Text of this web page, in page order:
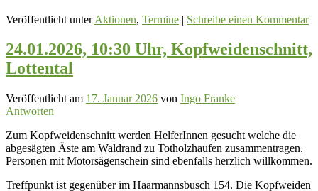
Veröffentlicht unter Aktionen, Termine | Schreibe einen Kommentar
24.01.2026, 10:30 Uhr, Kopfweidenschnitt,
Lottental
Veröffentlicht am 17. Januar 2026 von Ingo Franke
Antworten
Zum Kopfweidenschnitt werden HelferInnen gesucht welche die
abgesägten Äste am Waldrand zu Totholzhaufen zusammentragen.
Personen mit Motorsägenschein sind ebenfalls herzlich willkommen.
Treffpunkt ist gegenüber im Haarmannsbusch 154. Die Kopfweiden